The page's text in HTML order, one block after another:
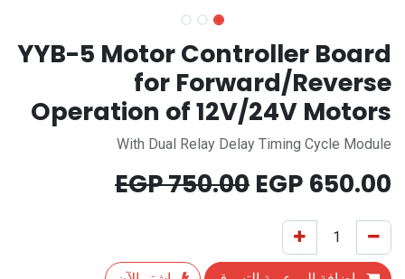
YYB-5 Motor Controller Board
for Forward/Reverse
Operation of 12V/24V Motors
With Dual Relay Delay Timing Cycle Module
650.00
750.00
EGP